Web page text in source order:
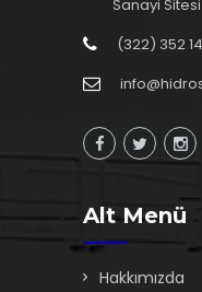
Sanayi
(322) 352
Alt Menü
Hakkımızda